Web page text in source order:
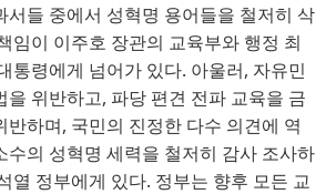
서들 중에서 성혁명 용어들을 철저히 삭
임이 이주호 장관의 교육부와 행정 최
통령에게 넘어가 있다. 아울러, 자유민
을 위반하고, 파당 편견 전파 교육을 금
반하며, 국민의 진정한 다수 의견에 역
수의 성혁명 세력을 철저히 감사 조사하
열 정부에게 있다. 정부는 향후 모든 교